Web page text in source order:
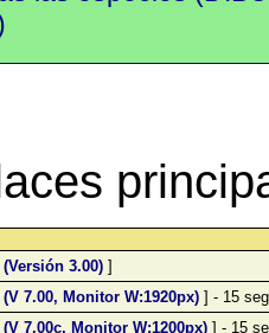
3.00) ]
7.00, Monitor W:1920px) ] - 15
7.00c, Monitor W:1200px) ] - 15